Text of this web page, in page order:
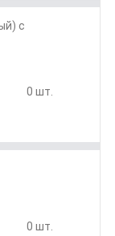
с
0 шт.
0 шт.